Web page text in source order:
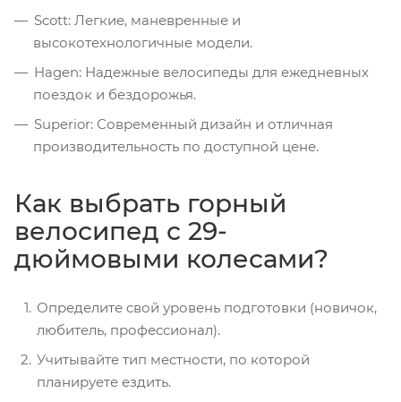
Scott: Легкие, маневренные и
высокотехнологичные модели.
Hagen: Надежные велосипеды для ежедневных
поездок и бездорожья.
Superior: Современный дизайн и отличная
производительность по доступной цене.
Как выбрать горный
велосипед с 29-
дюймовыми колесами?
Определите свой уровень подготовки (новичок,
любитель, профессионал).
Учитывайте тип местности, по которой
планируете ездить.